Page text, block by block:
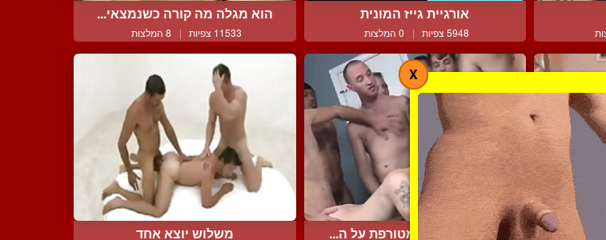
אורגיית גייז המונית
5948 צפיות | 0 המלצות
הוא מגלה מה קורה כשנמצאי...
11533 צפיות | 8 המלצות
מסיבת גמירות מטורפת על ה... משלוש יוצא אחד
X